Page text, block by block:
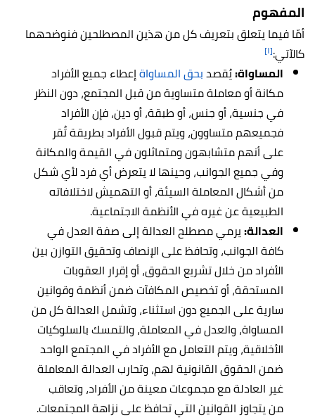
المفهوم
أمّا فيما يتعلق بتعريف كل من هذين المصطلحين فنوضحهما
كالآتي:[١]
المساواة:يُقصدبحق المساواةإعطاء جميع الأفراد
مكانة أو معاملة متساوية من قبل المجتمع، دون النظر
في جنسية، أو جنس، أو طبقة، أو دين، فإن الأفراد
فجميعهم متساوون، ويتم قبول الأفراد بطريقة تُقر
على أنهم متشابهون ومتماثلون في القيمة والمكانة
وفي جميع الجوانب، وحينها لا يتعرض أي فرد لأي شكل
من أشكال المعاملة السيئة، أو التهميش لاختلافاته
الطبيعية عن غيره في الأنظمة الاجتماعية.
العدالة:يرمي مصطلح العدالة إلى صفة العدل في
كافة الجوانب، وتحافظ على الإنصاف وتحقيق التوازن بين
الأفراد من خلال تشريع الحقوق، أو إقرار العقوبات
المستحقة، أو تخصيص المكافآت ضمن أنظمة وقوانين
سارية على الجميع دون استثناء، وتشمل العدالة كل من
المساواة، والعدل في المعاملة، والتمسك بالسلوكيات
الأخلاقية، ويتم التعامل مع الأفراد في المجتمع الواحد
ضمن الحقوق القانونية لهم، وتحارب العدالة المعاملة
غير العادلة مع مجموعات معينة من الأفراد، وتعاقب
من يتجاوز القوانين التي تحافظ على نزاهة المجتمعات.